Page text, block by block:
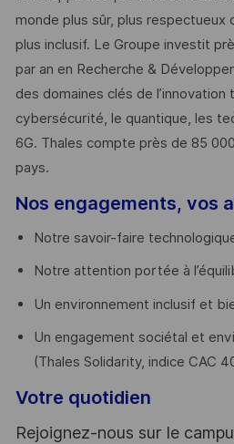
monde plus sûr, plus respectueux
plus inclusif. Le Groupe investit
par an en Recherche &
des domaines clés de l’innovation
cybersécurité, le quantique, les
6G. Thales compte près de 85
pays. ​
Nos engagements, vos
Notre savoir-faire
Notre attention portée à
Un environnement inclusif et
Un engagement sociétal et
(Thales Solidarity, indice CAC
Votre quotidien
Rejoignez-nous sur le